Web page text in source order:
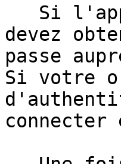
devez
passe
Si votre